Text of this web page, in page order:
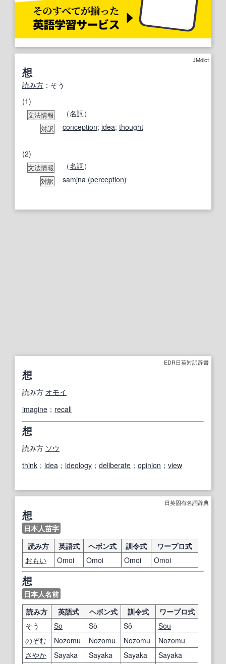
JMdict
想
読み方 ：そう
(1)
文法情報 （名詞）
対訳 conception; idea; thought
(2)
文法情報 （名詞）
対訳 samjna (perception)
EDR日英対訳辞書
想
読み方 オモイ
imagine ； recall
想
読み方 ソウ
think ； idea ； ideology ； deliberate ； opinion ； view
日英固有名詞辞典
想
日本人苗字
読み方
英語式 ヘボン式 訓令式
ワープロ式
おもい
Omoi Omoi Omoi Omoi
想
日本人名前
読み方
英語式 ヘボン式 訓令式
ワープロ式
そう
So Sō Sô
Sou
のぞむ
Nozomu Nozomu Nozomu
Nozomu
さやか
Sayaka Sayaka Sayaka
Sayaka